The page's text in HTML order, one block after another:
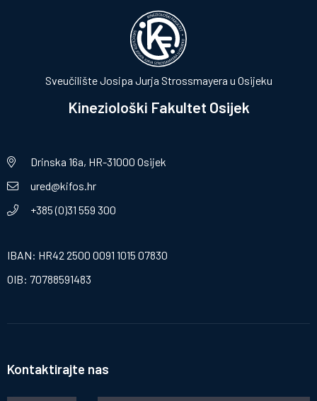
Sveučilište Josipa Jurja Strossmayera u Osijeku
Kineziološki Fakultet Osijek
Drinska 16a, HR-31000 Osijek
ured@kifos.hr
+385 (0)31 559 300
IBAN: HR42 2500 0091 1015 07830
OIB: 70788591483
Kontaktirajte nas